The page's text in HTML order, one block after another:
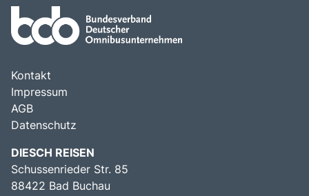
Kontakt
Impressum
AGB
Datenschutz
DIESCH REISEN
Schussenrieder Str. 85
88422 Bad Buchau